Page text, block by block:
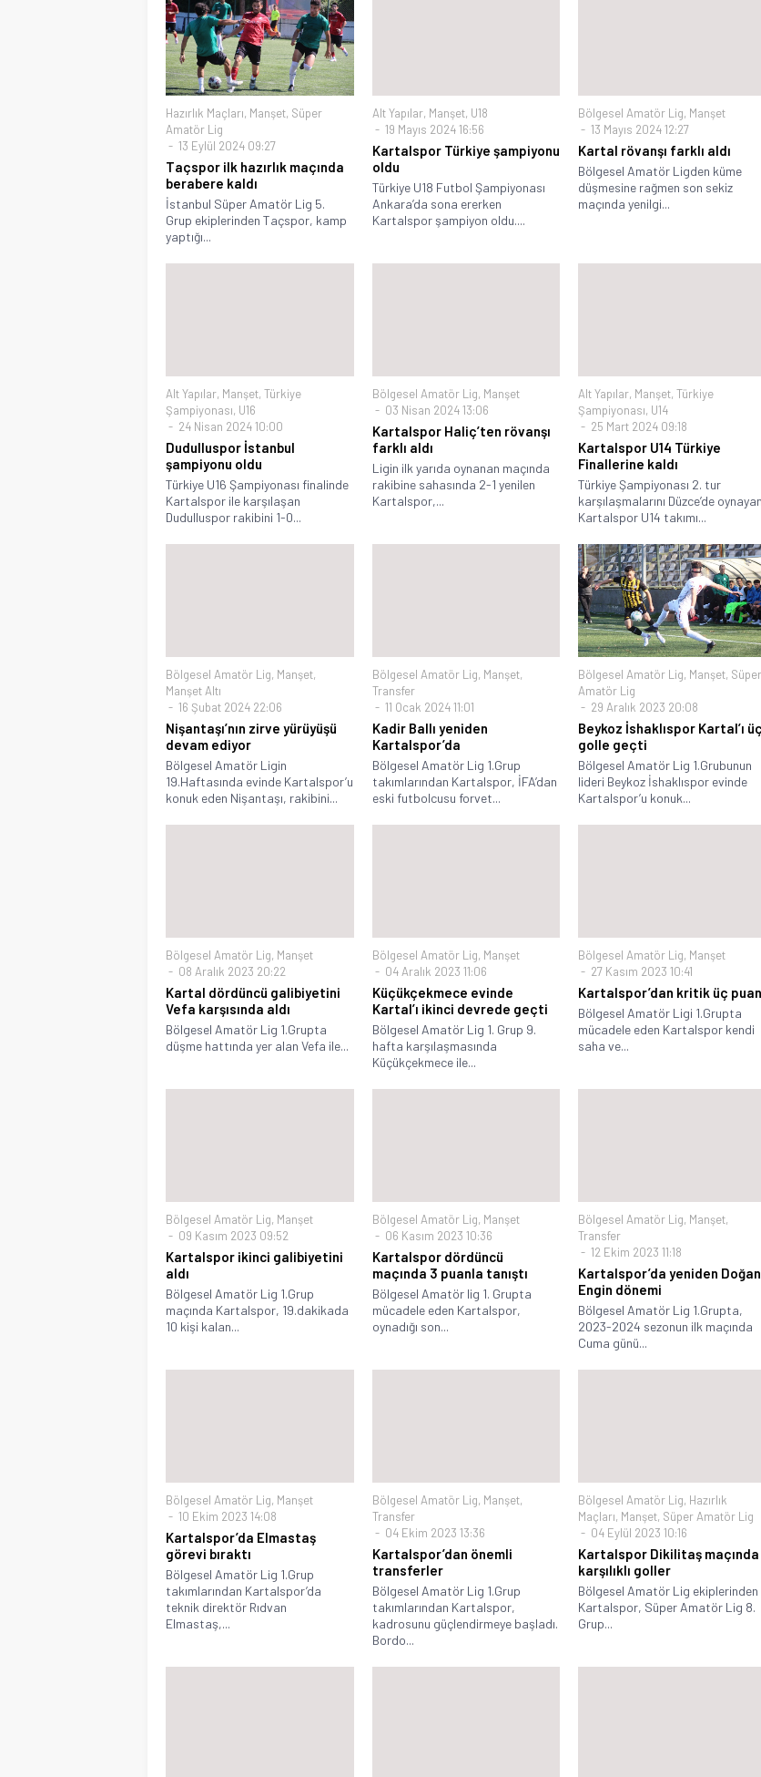
Hazırlık Maçları, Manşet, Süper
Amatör Lig
13 Eylül 2024 09:27
Taçspor ilk hazırlık maçında
berabere kaldı
İstanbul Süper Amatör Lig 5.
Grup ekiplerinden Taçspor, kamp
yaptığı...
Alt Yapılar, Manşet, U18
19 Mayıs 2024 16:56
Kartalspor Türkiye şampiyonu
oldu
Türkiye U18 Futbol Şampiyonası
Ankara’da sona ererken
Kartalspor şampiyon oldu....
Bölgesel Amatör Lig, Manşet
13 Mayıs 2024 12:27
Kartal rövanşı farklı aldı
Bölgesel Amatör Ligden küme
düşmesine rağmen son sekiz
maçında yenilgi...
Alt Yapılar, Manşet, Türkiye
Şampiyonası, U16
24 Nisan 2024 10:00
Dudulluspor İstanbul
şampiyonu oldu
Türkiye U16 Şampiyonası finalinde
Kartalspor ile karşılaşan
Dudulluspor rakibini 1-0...
Bölgesel Amatör Lig, Manşet
03 Nisan 2024 13:06
Kartalspor Haliç’ten rövanşı
farklı aldı
Ligin ilk yarıda oynanan maçında
rakibine sahasında 2-1 yenilen
Kartalspor,...
Alt Yapılar, Manşet,Türkiye
Şampiyonası, U14
25 Mart 2024 09:18
Kartalspor U14 Türkiye
Finallerine kaldı
Türkiye Şampiyonası 2. tur
karşılaşmalarını Düzce’de oynayan
Kartalspor U14 takımı...
Bölgesel Amatör Lig, Manşet,
Manşet Altı
16 Şubat 2024 22:06
Nişantaşı’nın zirve yürüyüşü
devam ediyor
Bölgesel Amatör Ligin
19.Haftasında evinde Kartalspor’u
konuk eden Nişantaşı, rakibini...
Bölgesel Amatör Lig, Manşet,
Transfer
11 Ocak 2024 11:01
Kadir Ballı yeniden
Kartalspor’da
Bölgesel Amatör Lig 1.Grup
takımlarından Kartalspor, İFA’dan
eski futbolcusu forvet...
Bölgesel Amatör Lig, Manşet, Süper
Amatör Lig
29 Aralık 2023 20:08
Beykoz İshaklıspor Kartal’ı üç
golle geçti
Bölgesel Amatör Lig 1.Grubunun
lideri Beykoz İshaklıspor evinde
Kartalspor’u konuk...
Bölgesel Amatör Lig, Manşet
08 Aralık 2023 20:22
Kartal dördüncü galibiyetini
Vefa karşısında aldı
Bölgesel Amatör Lig 1.Grupta
düşme hattında yer alan Vefa ile...
Bölgesel Amatör Lig, Manşet
04 Aralık 2023 11:06
Küçükçekmece evinde
Kartal’ı ikinci devrede geçti
Bölgesel Amatör Lig 1. Grup 9.
hafta karşılaşmasında
Küçükçekmece ile...
Bölgesel Amatör Lig, Manşet
27 Kasım 2023 10:41
Kartalspor’dan kritik üç puan
Bölgesel Amatör Ligi 1.Grupta
mücadele eden Kartalspor kendi
saha ve...
Bölgesel Amatör Lig, Manşet
09 Kasım 2023 09:52
Kartalspor ikinci galibiyetini
aldı
Bölgesel Amatör Lig 1.Grup
maçında Kartalspor, 19.dakikada
10 kişi kalan...
Bölgesel Amatör Lig, Manşet
06 Kasım 2023 10:36
Kartalspor dördüncü
maçında 3 puanla tanıştı
Bölgesel Amatör lig 1. Grupta
mücadele eden Kartalspor,
oynadığı son...
Bölgesel Amatör Lig, Manşet,
Transfer
12 Ekim 2023 11:18
Kartalspor’da yeniden Doğan
Engin dönemi
Bölgesel Amatör Lig 1.Grupta,
2023-2024 sezonun ilk maçında
Cuma günü...
Bölgesel Amatör Lig, Manşet
10 Ekim 2023 14:08
Kartalspor’da Elmastaş
görevi bıraktı
Bölgesel Amatör Lig 1.Grup
takımlarından Kartalspor’da
teknik direktör Rıdvan
Elmastaş,...
Bölgesel Amatör Lig, Manşet,
Transfer
04 Ekim 2023 13:36
Kartalspor’dan önemli
transferler
Bölgesel Amatör Lig 1.Grup
takımlarından Kartalspor,
kadrosunu güçlendirmeye başladı.
Bordo...
Bölgesel Amatör Lig, Hazırlık
Maçları, Manşet, Süper Amatör Lig
04 Eylül 2023 10:16
Kartalspor Dikilitaş maçında
karşılıklı goller
Bölgesel Amatör Lig ekiplerinden
Kartalspor, Süper Amatör Lig 8.
Grup...